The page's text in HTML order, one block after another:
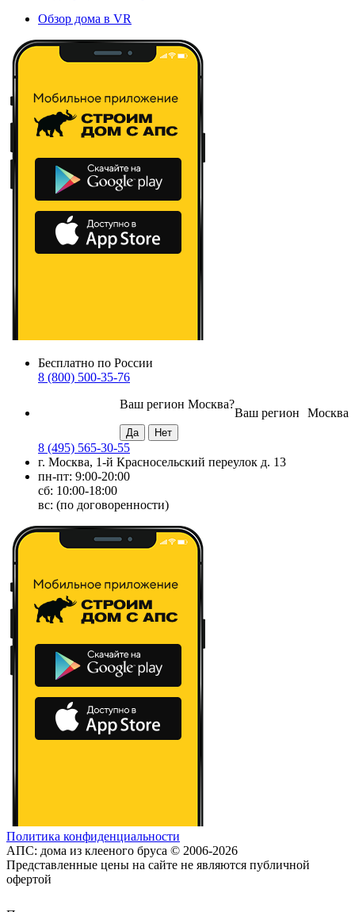
Обзор дома в VR
Бесплатно по России
8 (800) 500-35-76
Москва
Ваш регион
Ваш регион Москва?
8 (495) 565-30-55
г. Москва, 1-й Красносельский переулок д. 13
пн-пт: 9:00-20:00
сб: 10:00-18:00
вс: (по договоренности)
Политика конфиденциальности
АПС: дома из клееного бруса © 2006-2026
Представленные цены на сайте не являются публичной
офертой